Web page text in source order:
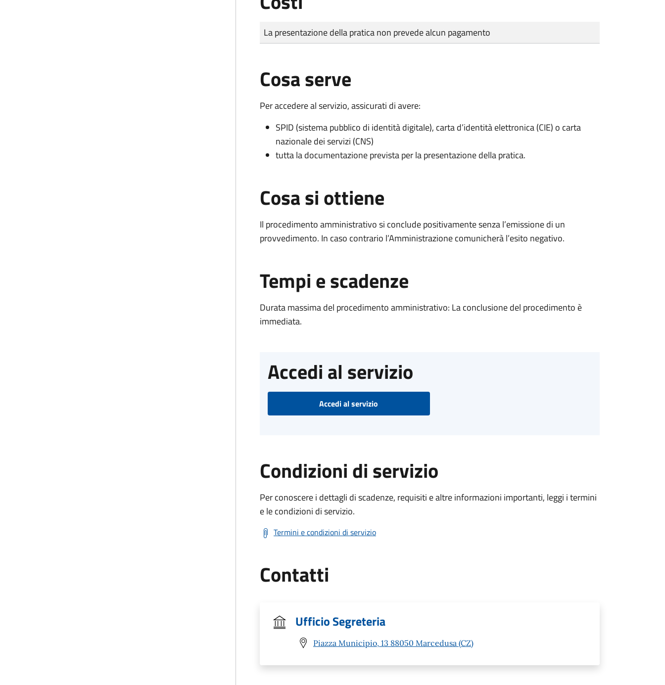
Tipo di pagamento
Importo
La presentazione della pratica non prevede alcun pagamento
Cosa serve
Per accedere al servizio, assicurati di avere:
SPID (sistema pubblico di identità digitale), carta d’identità elettronica (CIE) o carta
nazionale dei servizi (CNS)
tutta la documentazione prevista per la presentazione della pratica.
Cosa si ottiene
Il procedimento amministrativo si conclude positivamente senza l’emissione di un
provvedimento. In caso contrario l’Amministrazione comunicherà l’esito negativo.
Tempi e scadenze
Durata massima del procedimento amministrativo: La conclusione del procedimento è
immediata.
Accedi al servizio
Accedi al servizio
Condizioni di servizio
Per conoscere i dettagli di scadenze, requisiti e altre informazioni importanti, leggi i termini
e le condizioni di servizio.
Termini e condizioni di servizio
Contatti
Ufficio Segreteria
Piazza Municipio, 13 88050 Marcedusa (CZ)